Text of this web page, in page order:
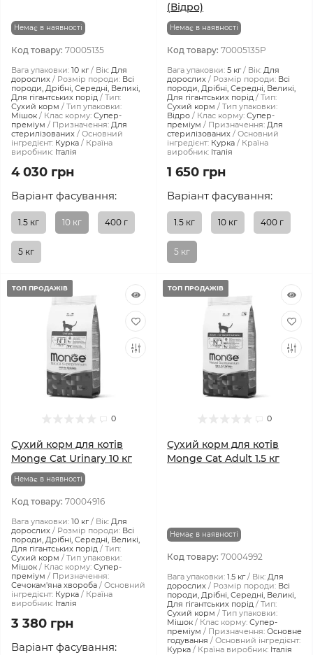
Немає в наявності
Код товару: 70005135
Вага упаковки: 10 кг Вік: Для
дорослих
Розмір породи: Всі
породи, Дрібні, Середні, Великі,
Для гігантських порід
Тип:
Сухий корм
Тип упаковки:
Мішок
Клас корму: Супер-
преміум
Призначення: Для
стерилізованих
Основний
інгредієнт: Курка
Країна
виробник: Італія
4 030 грн
Варіант фасування:
1.5 кг 10 кг 400 г
5 кг
(Відро)
Немає в наявності
Код товару: 70005135P
Вага упаковки: 5 кг Вік: Для
дорослих
Розмір породи: Всі
породи, Дрібні, Середні, Великі,
Для гігантських порід
Тип:
Сухий корм
Тип упаковки:
Відро
Клас корму: Супер-
преміум
Призначення: Для
стерилізованих
Основний
інгредієнт: Курка
Країна
виробник: Італія
1 650 грн
Варіант фасування:
1.5 кг 10 кг 400 г
5 кг
ТОП ПРОДАЖІВ
0
Сухий корм для котів
Monge Cat Urinary 10 кг
Немає в наявності
Код товару: 70004916
Вага упаковки: 10 кг Вік: Для
дорослих
Розмір породи: Всі
породи, Дрібні, Середні, Великі,
Для гігантських порід
Тип:
Сухий корм
Тип упаковки:
Мішок
Клас корму: Супер-
преміум
Призначення:
Сечокам'яна хвороба
Основний
інгредієнт: Курка
Країна
виробник: Італія
3 380 грн
Варіант фасування:
ТОП ПРОДАЖІВ
0
Сухий корм для котів
Monge Cat Adult 1.5 кг
Немає в наявності
Код товару: 70004992
Вага упаковки: 1.5 кг Вік: Для
дорослих
Розмір породи: Всі
породи, Дрібні, Середні, Великі,
Для гігантських порід
Тип:
Сухий корм
Тип упаковки:
Мішок
Клас корму: Супер-
преміум
Призначення: Основне
годування
Основний інгредієнт:
Курка
Країна виробник: Італія